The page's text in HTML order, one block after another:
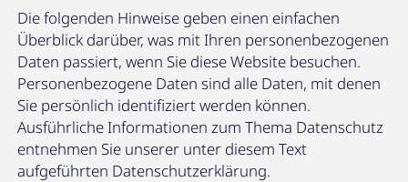
Die folgenden Hinweise geben einen einfachen
Überblick darüber, was mit Ihren personenbezogenen
Daten passiert, wenn Sie diese Website besuchen.
Personenbezogene Daten sind alle Daten, mit denen
Sie persönlich identifiziert werden können.
Ausführliche Informationen zum Thema Datenschutz
entnehmen Sie unserer unter diesem Text
aufgeführten Datenschutzerklärung.